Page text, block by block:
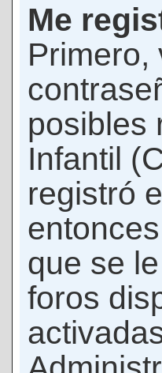
Me
Primero,
posibles
Infantil
registró
que se
foros